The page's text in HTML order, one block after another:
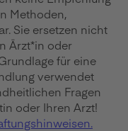
Methoden,
Sie ersetzen nicht
Ärzt*in oder
für eine
verwendet
Fragen
oder Ihren Arzt!